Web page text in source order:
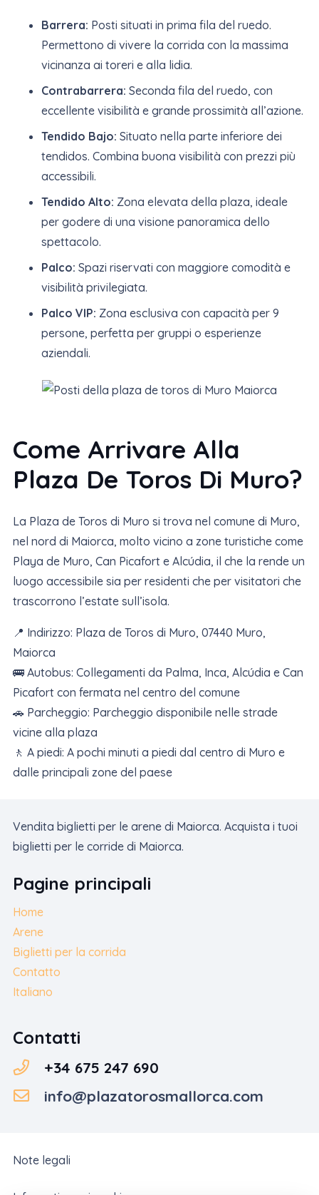
Barrera: Posti situati in prima fila del ruedo.
Permettono di vivere la corrida con la massima
vicinanza ai toreri e alla lidia.
Contrabarrera: Seconda fila del ruedo, con
eccellente visibilità e grande prossimità all’azione.
Tendido Bajo: Situato nella parte inferiore dei
tendidos. Combina buona visibilità con prezzi più
accessibili.
Tendido Alto: Zona elevata della plaza, ideale
per godere di una visione panoramica dello
spettacolo.
Palco: Spazi riservati con maggiore comodità e
visibilità privilegiata.
Palco VIP: Zona esclusiva con capacità per 9
persone, perfetta per gruppi o esperienze
aziendali.
Come Arrivare Alla
Plaza De Toros Di Muro?
La Plaza de Toros di Muro si trova nel comune di Muro,
nel nord di Maiorca, molto vicino a zone turistiche come
Playa de Muro, Can Picafort e Alcúdia, il che la rende un
luogo accessibile sia per residenti che per visitatori che
trascorrono l’estate sull’isola.
📍 Indirizzo: Plaza de Toros di Muro, 07440 Muro,
Maiorca
🚌 Autobus: Collegamenti da Palma, Inca, Alcúdia e Can
Picafort con fermata nel centro del comune
🚗 Parcheggio: Parcheggio disponibile nelle strade
vicine alla plaza
🚶 A piedi: A pochi minuti a piedi dal centro di Muro e
dalle principali zone del paese
Vendita biglietti per le arene di Maiorca. Acquista i tuoi
biglietti per le corride di Maiorca.
Pagine principali
Home
Arene
Biglietti per la corrida
Contatto
Italiano
Contatti
+34 675 247 690
info@plazatorosmallorca.com
Note legali